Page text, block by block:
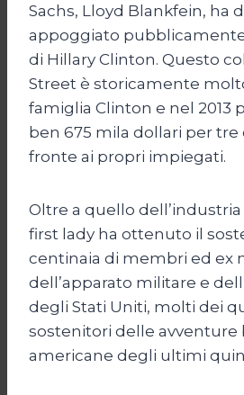
Sachs, Lloyd Blankfein, ha
appoggiato
di Hillary Clinton. Questo
Street è storicamente
famiglia Clinton e nel 2013
ben 675 mila dollari per
fronte ai propri impiegati.
Oltre a quello dell’industria
first lady ha ottenuto il
centinaia di membri ed ex
dell’apparato militare e
degli Stati Uniti, molti dei
sostenitori delle avventure
americane degli ultimi